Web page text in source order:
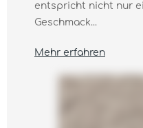
entspricht nicht nur
Geschmack...
Mehr erfahren